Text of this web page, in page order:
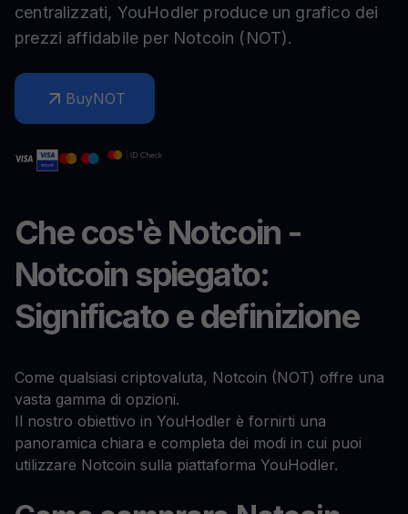
centralizzati, YouHodler produce un grafico dei
prezzi affidabile per Notcoin (NOT).
BuyNOT
Che cos'è Notcoin -
Notcoin spiegato:
Significato e definizione
Come qualsiasi criptovaluta, Notcoin (NOT) offre una
vasta gamma di opzioni.
Il nostro obiettivo in YouHodler è fornirti una
panoramica chiara e completa dei modi in cui puoi
utilizzare Notcoin sulla piattaforma YouHodler.